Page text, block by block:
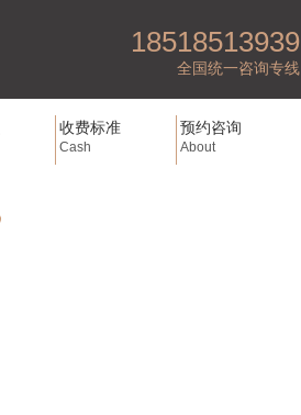
18518513939
全国统一咨询专线
收费标准
Cash
预约咨询
About